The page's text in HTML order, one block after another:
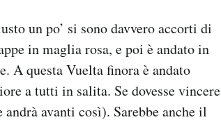
un po’ si sono davvero accorti di
in maglia rosa, e poi è andato in
A questa Vuelta finora è andato
a tutti in salita. Se dovesse vincere
avanti così). Sarebbe anche il